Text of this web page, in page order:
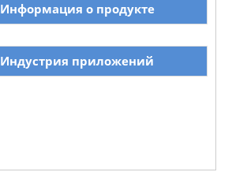
Информация о продукте
Индустрия приложений